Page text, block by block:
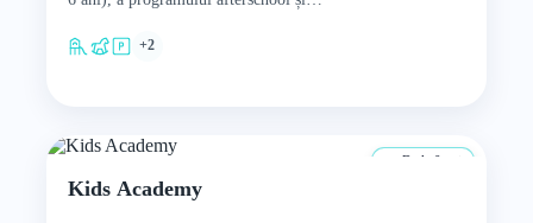
+2
De la 0 ani
Kids Academy